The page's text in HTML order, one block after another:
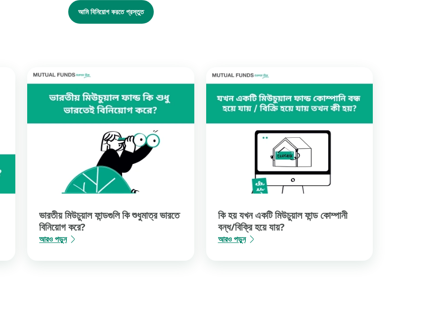
কার্যকলাপ প্রতিরোধ এবং স্বার্থের দ্বন্দ্ব যা বিনিয়োগকারীদের ক্ষতি করতে পারে তা নিশ্চিতভাবে প্রতিরোধ করতে গাইডলাইন তৈরী করে।
সঙ্গে তাল মিলিয়ে যাতে রেগুলেটরি ফ্রেমওয়ার্ক বলিষ্ঠ এবং দ্রুত এবং ইতিবাচক প্রতিক্রিয়া দিতে সক্ষম হয় সেই বিষয়টি SEBI নিশ্চিত করে।
নিশ্চিত করতে মিউচুয়াল ফান্ড মনিটর এবং নজরদারি করে। SEBI-র, কোনো নিয়ম উলঙ্ঘনের ক্ষেত্রে সংশোধনমূলক ব্যবস্থা গ্রহণ করা, জরিমানা
মার্কেটের উন্নয়নকে ত্বরান্বিত করা এবং নিয়ন্ত্রণ করার জন্য, তাদের মতে যেটি সঠিক উপায়, সেটির মাধ্যমে সিকিউরিটিজ অ্যান্ড এক্সচেঞ্জ বোর্ড অফ
নথি ভালো করে পড়ে নেবেন।
আমি বিনিয়োগ করতে প্রস্তুত
ভারতীয় মিউচুয়াল ফান্ডগুলি কি শুধুমাত্র ভারতে
বিনিয়োগ করে?
আরও পড়ুন
কি হয় যখন একটি মিউচুয়াল ফান্ড কোম্পানী
বন্ধ/বিক্রি হয়ে যায়?
আরও পড়ুন